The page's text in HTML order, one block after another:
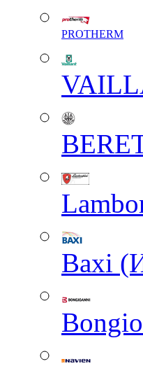
PROTHERM
Baxi